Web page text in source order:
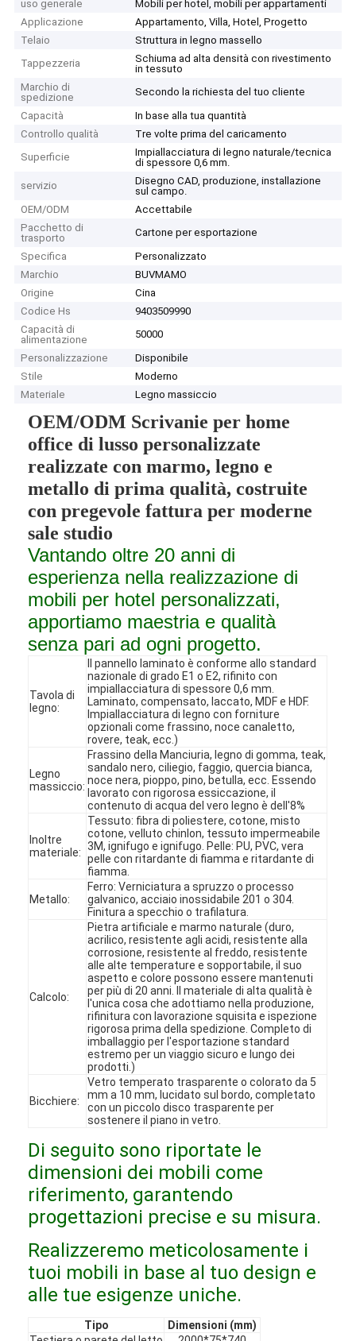
Casa
Prodotti
Spettacolo VR
Su di noi
Visita alla fabbrica
Controllo Qualità
Notizie
Domande frequenti
Ora chiacchieri
uso generale
Mobili per hotel, mobili per appartamenti
Applicazione
Appartamento, Villa, Hotel, Progetto
Telaio
Struttura in legno massello
Tappezzeria
Schiuma ad alta densità con rivestimento
in tessuto
Marchio di
spedizione
Secondo la richiesta del tuo cliente
Capacità
In base alla tua quantità
Controllo qualità
Tre volte prima del caricamento
Superficie
Impiallacciatura di legno naturale/tecnica
di spessore 0,6 mm.
servizio
Disegno CAD, produzione, installazione
sul campo.
OEM/ODM
Accettabile
Pacchetto di
trasporto
Cartone per esportazione
Specifica
Personalizzato
Marchio
BUVMAMO
Origine
Cina
Codice Hs
9403509990
Capacità di
alimentazione
50000
Personalizzazione
Disponibile
Stile
Moderno
Materiale
Legno massiccio
OEM/ODM Scrivanie per home
office di lusso personalizzate
realizzate con marmo, legno e
metallo di prima qualità, costruite
con pregevole fattura per moderne
sale studio
Vantando oltre 20 anni di
esperienza nella realizzazione di
mobili per hotel personalizzati,
apportiamo maestria e qualità
senza pari ad ogni progetto.
Tavola di
legno:
Il pannello laminato è conforme allo standard
nazionale di grado E1 o E2, rifinito con
impiallacciatura di spessore 0,6 mm.
Laminato, compensato, laccato, MDF e HDF.
Impiallacciatura di legno con forniture
opzionali come frassino, noce canaletto,
rovere, teak, ecc.)
Legno
massiccio:
Frassino della Manciuria, legno di gomma, teak,
sandalo nero, ciliegio, faggio, quercia bianca,
noce nera, pioppo, pino, betulla, ecc. Essendo
lavorato con rigorosa essiccazione, il
contenuto di acqua del vero legno è dell'8%
Inoltre
materiale:
Tessuto: fibra di poliestere, cotone, misto
cotone, velluto chinlon, tessuto impermeabile
3M, ignifugo e ignifugo. Pelle: PU, PVC, vera
pelle con ritardante di fiamma e ritardante di
fiamma.
Metallo:
Ferro: Verniciatura a spruzzo o processo
galvanico, acciaio inossidabile 201 o 304.
Finitura a specchio o trafilatura.
Calcolo:
Pietra artificiale e marmo naturale (duro,
acrilico, resistente agli acidi, resistente alla
corrosione, resistente al freddo, resistente
alle alte temperature e sopportabile, il suo
aspetto e colore possono essere mantenuti
per più di 20 anni. Il materiale di alta qualità è
l'unica cosa che adottiamo nella produzione,
rifinitura con lavorazione squisita e ispezione
rigorosa prima della spedizione. Completo di
imballaggio per l'esportazione standard
estremo per un viaggio sicuro e lungo dei
prodotti.)
Bicchiere:
Vetro temperato trasparente o colorato da 5
mm a 10 mm, lucidato sul bordo, completato
con un piccolo disco trasparente per
sostenere il piano in vetro.
Di seguito sono riportate le
dimensioni dei mobili come
riferimento, garantendo
progettazioni precise e su misura.
Realizzeremo meticolosamente i
tuoi mobili in base al tuo design e
alle tue esigenze uniche.
Tipo
Dimensioni (mm)